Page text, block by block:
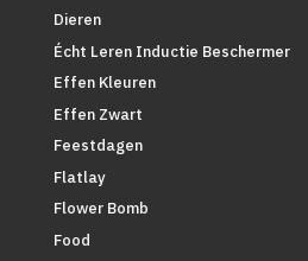
Dieren
Écht Leren Inductie Beschermer
Effen Kleuren
Effen Zwart
Feestdagen
Flatlay
Flower Bomb
Food